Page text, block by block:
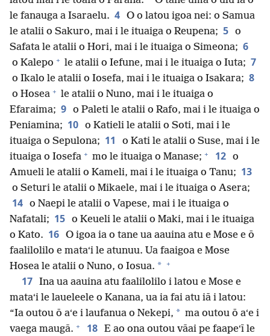
le fanauga a Isaraelu. 4 O o latou igoa nei: o Samua
le atalii o Sakuro, mai i le ituaiga o Reupena; 5 o
Safata le atalii o Hori, mai i le ituaiga o Simeona; 6
o Kalepo + le atalii o Iefune, mai i le ituaiga o Iuta; 7
o Ikalo le atalii o Iosefa, mai i le ituaiga o Isakara; 8
o Hosea + le atalii o Nuno, mai i le ituaiga o
Efaraima; 9 o Paleti le atalii o Rafo, mai i le ituaiga o
Peniamina; 10 o Katieli le atalii o Soti, mai i le
ituaiga o Sepulona; 11
o Kati le atalii o Suse, mai i le
ituaiga o Iosefa + mo le ituaiga o Manase; + 12 o
Amueli le atalii o Kameli, mai i le ituaiga o Tanu; 13
o Seturi le atalii o Mikaele, mai i le ituaiga o Asera;
14 o Naepi le atalii o Vapese, mai i le ituaiga o
Nafatali; 15 o Keueli le atalii o Maki, mai i le ituaiga
o Kato. 16 O igoa ia o tane ua aauina atu e Mose e ō
faalilolilo e mataʻi le atunuu. Ua faaigoa e Mose
Hosea le atalii o Nuno, o Iosua. * +
17 Ina ua aauina atu faalilolilo i latou e Mose e
mataʻi le laueleele o Kanana, ua ia fai atu iā i latou:
“Ia outou ō aʻe i laufanua o Nekepi, * ma outou ō aʻe i
vaega maugā. + 18 E ao ona outou vāai pe faapeʻī le